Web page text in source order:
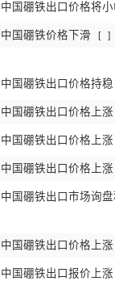
中国硼铁出口价格将
中国硼铁价格下滑 [ ]
中国硼铁出口价格持
中国硼铁出口价格上
中国硼铁出口价格上
中国硼铁出口价格上
中国硼铁出口市场询
中国硼铁出口价格上
中国硼铁出口报价上